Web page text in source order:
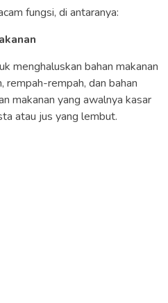
fungsi, di antaranya:
menghaluskan bahan makanan
rempah-rempah, dan bahan
makanan yang awalnya kasar
atau jus yang lembut.